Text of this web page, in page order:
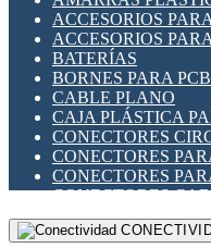
INDICADORES
INTERFACES DE
INTERRUPTORES
LLAVES
MEDIDORES DE
MOTORES PASO A
PANTALLAS HMI
PLC -
RELÉS DE
SENSORES
ACCESORIOS
ACCESORIOS
BATERÍAS
BORNES PARA PCB
CABLE PLANO
CAJA PLÁSTICA
CONECTORES
CONECTORES
CONECTORES
CONECTORES
CONECTORES PCB
DIP SWITCHES